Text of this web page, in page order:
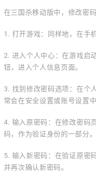
在三国杀移动版中，修改密
1. 打开游戏：同样地，在手
2. 进入个人中心：在游戏启
钮，进入个人信息页面。
3. 找到修改密码选项：在个
常会在安全设置或账号设置中
4. 输入原密码：在修改密码
码，作为验证身份的一部分。
5. 输入新密码：在验证原密
并再次确认新密码。